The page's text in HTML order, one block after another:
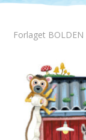
Forlaget BOLDEN